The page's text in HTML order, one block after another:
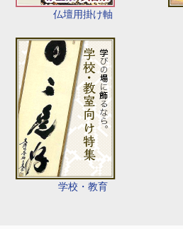
仏壇用掛け軸
学校・教育